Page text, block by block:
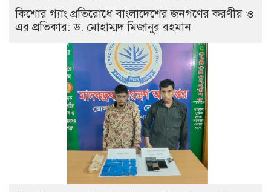
কিশোর গ্যাং প্রতিরোধে বাংলাদেশের জনগণের করণীয় ও
এর প্রতিকার: ড. মোহাম্মদ মিজানুর রহমান